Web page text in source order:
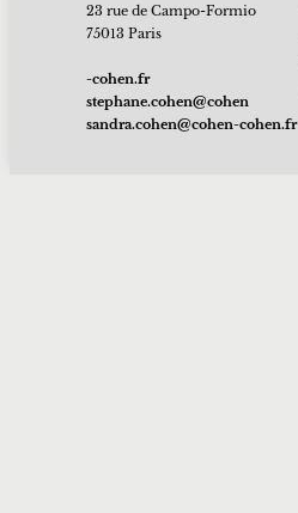
23 rue de Campo-Formio
75013 Paris
rf.nehoc-
nehoc@nehoc.enahpets
rf.nehoc-nehoc@nehoc.ardnas